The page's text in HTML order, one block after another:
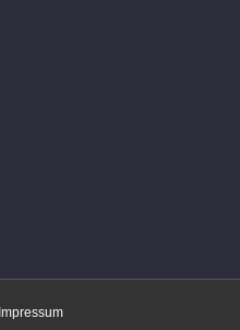
Impressum